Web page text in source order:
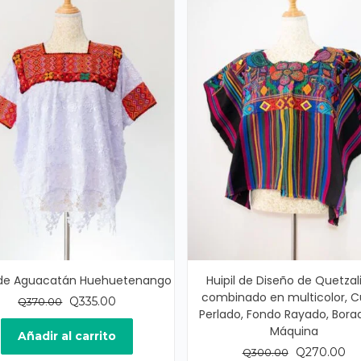
Aguacatán Huehuetenango
Q370.00
El
precio
original
era:
Q335.00
precio
actual
es:
Añadir al carrito
Huipil de Diseño de
combinado en multicolor,
Perlado, Fondo Rayado,
Máquina
Q300.00
El
Q270.00El